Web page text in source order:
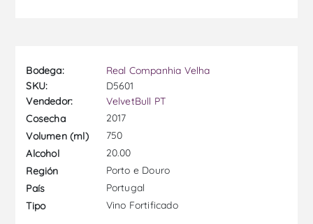
Bodega:
Real Companhia Velha
SKU:
D5601
Vendedor:
VelvetBull PT
Cosecha
2017
Volumen (ml)
750
Alcohol
20.00
Región
Porto e Douro
País
Portugal
Tipo
Vino Fortificado